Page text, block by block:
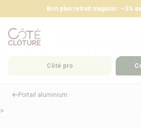
Bon plan retrait magasin : –5%
Côté pro
Portail aluminium
>